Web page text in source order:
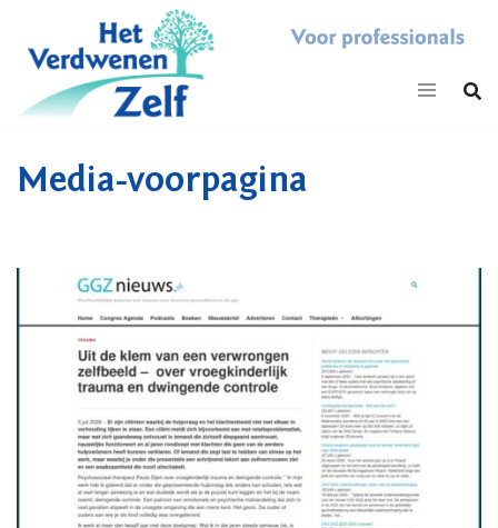
content
Media-voorpagina